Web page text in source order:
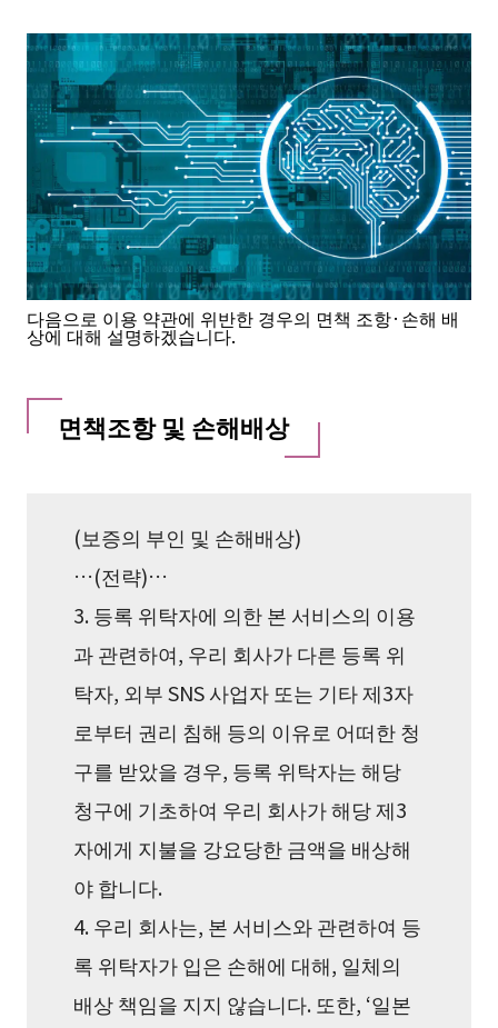
다음으로 이용 약관에 위반한 경우의 면책 조항·손해 배
상에 대해 설명하겠습니다.
면책조항 및 손해배상
(보증의 부인 및 손해배상)
…(전략)…
3. 등록 위탁자에 의한 본 서비스의 이용
과 관련하여, 우리 회사가 다른 등록 위
탁자, 외부 SNS 사업자 또는 기타 제3자
로부터 권리 침해 등의 이유로 어떠한 청
구를 받았을 경우, 등록 위탁자는 해당
청구에 기초하여 우리 회사가 해당 제3
자에게 지불을 강요당한 금액을 배상해
야 합니다.
4. 우리 회사는, 본 서비스와 관련하여 등
록 위탁자가 입은 손해에 대해, 일체의
배상 책임을 지지 않습니다. 또한, ‘일본